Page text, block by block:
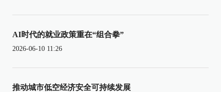
AI时代的就业政策重在“组合拳”
2026-06-10 11:26
推动城市低空经济安全可持续发展